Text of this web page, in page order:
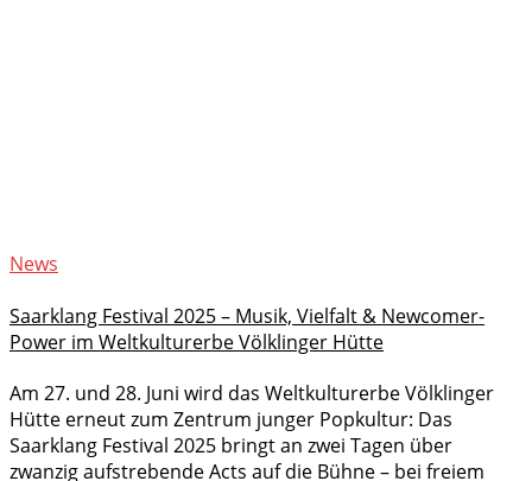
News
Saarklang Festival 2025 – Musik, Vielfalt & Newcomer-
Power im Weltkulturerbe Völklinger Hütte
Am 27. und 28. Juni wird das Weltkulturerbe Völklinger
Hütte erneut zum Zentrum junger Popkultur: Das
Saarklang Festival 2025 bringt an zwei Tagen über
zwanzig aufstrebende Acts auf die Bühne – bei freiem